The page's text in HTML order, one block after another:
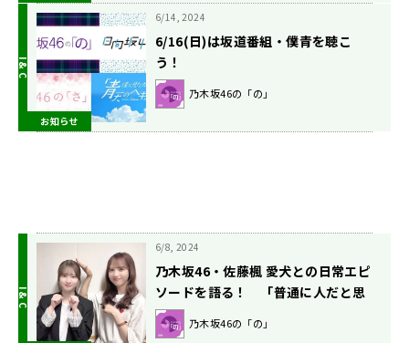
お知らせ
6/14, 2024
6/16(日)は坂道番組・僕青を聴こ
う！
乃木坂46の「の」
6/8, 2024
乃木坂46・佐藤楓 愛犬との日常エピ
ソードを語る！ 「普通に人だと思
ってるから話しかけてる」
乃木坂46の「の」